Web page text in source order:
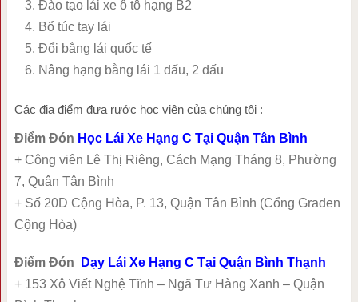
Đào tạo lái xe ô tô hạng B2
Bổ túc tay lái
Đổi bằng lái quốc tế
Nâng hạng bằng lái 1 dấu, 2 dấu
Các địa điểm đưa rước học viên của chúng tôi :
Điểm Đón Học Lái Xe Hạng C Tại Quận Tân Bình
+ Công viên Lê Thị Riêng, Cách Mạng Tháng 8, Phường
7, Quận Tân Bình
+ Số 20D Cộng Hòa, P. 13, Quận Tân Bình (Cổng Graden
Cộng Hòa)
Điểm Đón
Dạy Lái Xe Hạng C Tại Quận Bình Thạnh
+ 153 Xô Viết Nghệ Tĩnh – Ngã Tư Hàng Xanh – Quận